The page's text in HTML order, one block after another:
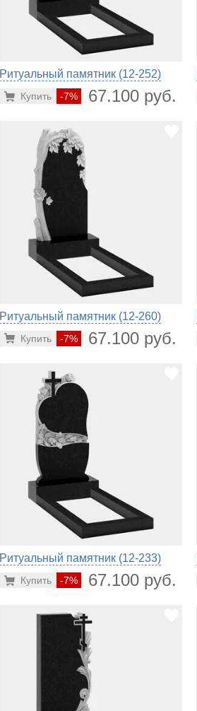
Ритуальный памятник (12-252)
-7% 67.100 руб.
Купить
Ритуальный памятник (12-260)
-7% 67.100 руб.
Купить
Ритуальный памятник (12-233)
-7% 67.100 руб.
Купить